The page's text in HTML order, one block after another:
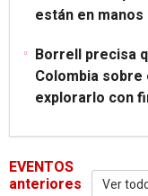
están en
Borrell precisa
Colombia sobre
explorarlo con
EVENTOS
anteriores Ver